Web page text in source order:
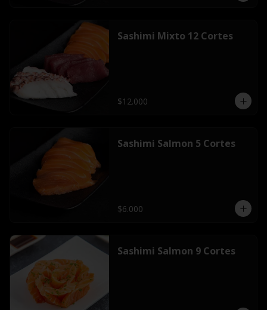
Sashimi Mixto 12 Cortes
$12.000
Sashimi Salmon 5 Cortes
$6.000
Sashimi Salmon 9 Cortes